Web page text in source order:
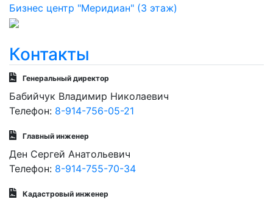
Бизнес центр "Меридиан" (3 этаж)
Контакты
Генеральный директор
Бабийчук Владимир Николаевич
Телефон: 8-914-756-05-21
Главный инженер
Ден Сергей Анатольевич
Телефон: 8-914-755-70-34
Кадастровый инженер